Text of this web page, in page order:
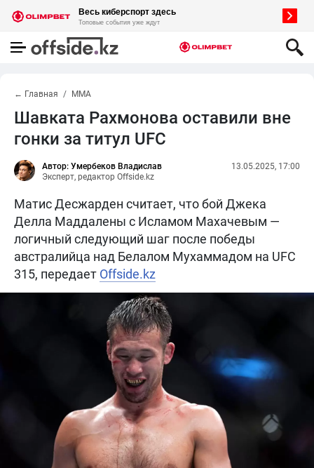
← Главная MMA
Шавката Рахмонова оставили вне
гонки за титул UFC
Автор: Умербеков Владислав
Эксперт, редактор Offside.kz
13.05.2025, 17:00
Матис Десжарден считает, что бой Джека
Делла Маддалены с Исламом Махачевым —
логичный следующий шаг после победы
австралийца над Белалом Мухаммадом на UFC
315, передает Offside.kz